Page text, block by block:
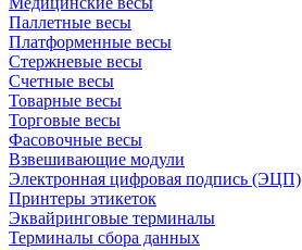
Паллетные весы
Платформенные весы
Стержневые весы
Счетные весы
Товарные весы
Торговые весы
Фасовочные весы
Взвешивающие модули
Электронная цифровая подпись (ЭЦП)
Принтеры этикеток
Эквайринговые терминалы
Терминалы сбора данных